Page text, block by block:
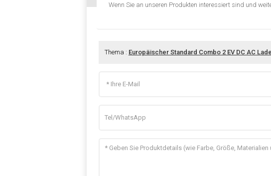
Wenn Sie an unseren Produkten interessiert sind und
Thema : Europäischer Standard Combo 2 EV DC AC